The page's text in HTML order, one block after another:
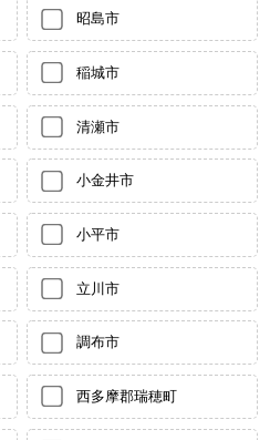
昭島市
稲城市
清瀬市
小金井市
小平市
立川市
調布市
西多摩郡瑞穂町